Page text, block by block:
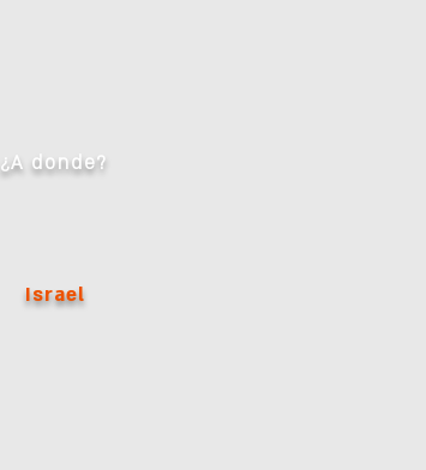
¿A donde?
Israel